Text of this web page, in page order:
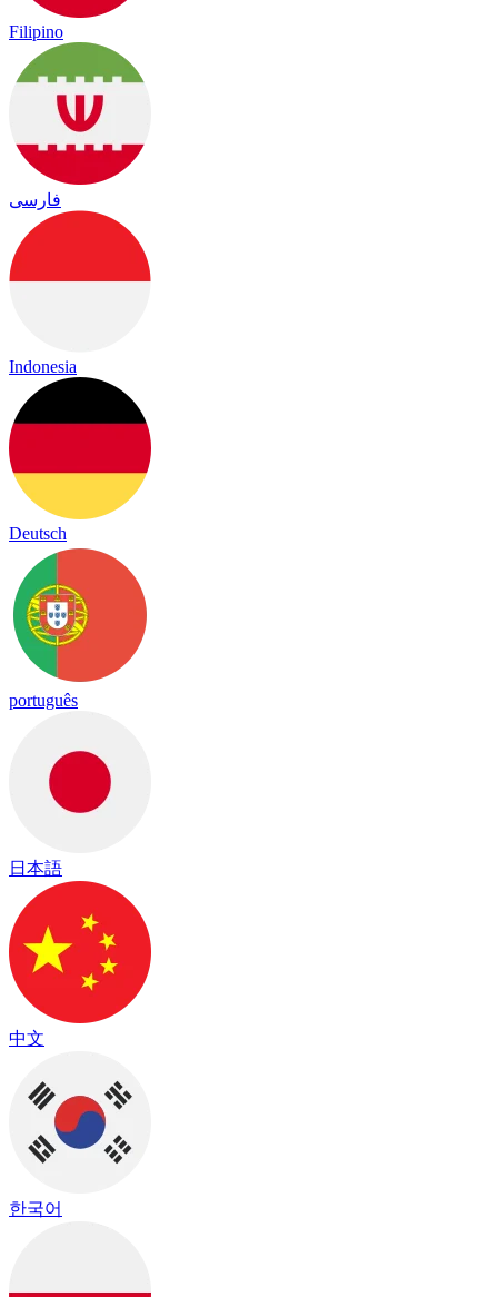
Filipino
فارسی
Indonesia
Deutsch
português
日本語
中文
한국어